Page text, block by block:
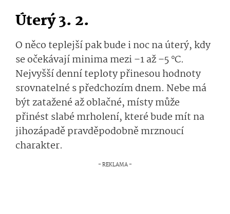
Úterý 3. 2.
O něco teplejší pak bude i noc na úterý, kdy
se očekávají minima mezi –1 až –5 °C.
Nejvyšší denní teploty přinesou hodnoty
srovnatelné s předchozím dnem. Nebe má
být zatažené až oblačné, místy může
přinést slabé mrholení, které budemít na
jihozápadě pravděpodobněmrznoucí
charakter.